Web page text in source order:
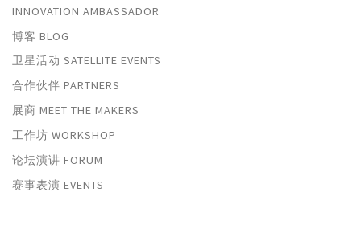
INNOVATION AMBASSADOR
博客 BLOG
卫星活动 SATELLITE EVENTS
合作伙伴 PARTNERS
展商 MEET THE MAKERS
工作坊 WORKSHOP
论坛演讲 FORUM
赛事表演 EVENTS